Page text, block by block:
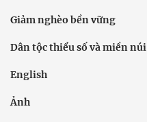
Giảm nghèo bền vững
Dân tộc thiểu số và miền núi
English
Ảnh